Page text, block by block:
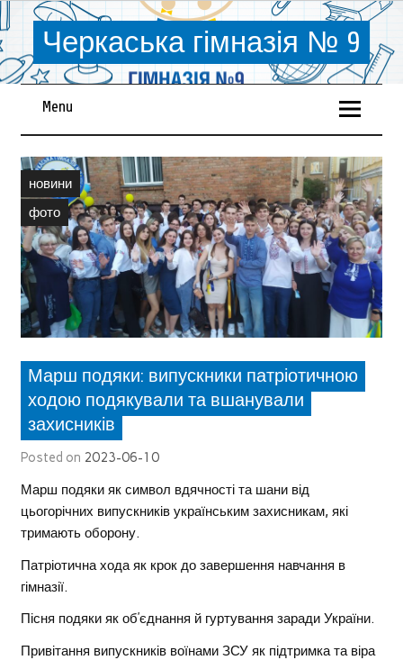
Черкаська гімназія № 9
Menu
новини
фото
Марш подяки: випускники патріотичною
ходою подякували та вшанували
захисників
Posted on 2023-06-10
Марш подяки як символ вдячності та шани від
цьогорічних випускників українським захисникам, які
тримають оборону.
Патріотична хода як крок до завершення навчання в
гімназії.
Пісня подяки як об’єднання й гуртування заради України.
Привітання випускників воїнами ЗСУ як підтримка та віра